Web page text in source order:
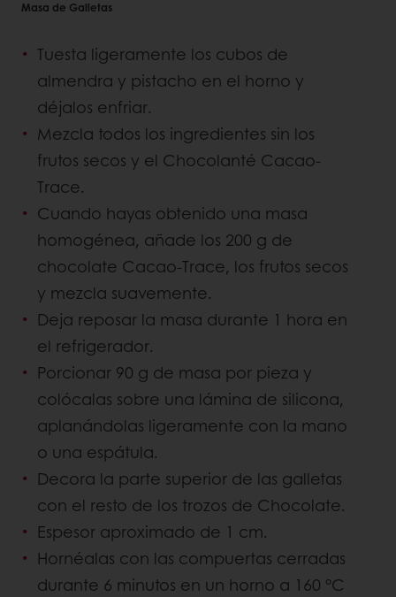
Masa de Galletas
Tuesta ligeramente los cubos de
almendra y pistacho en el horno y
déjalos enfriar.
Mezcla todos los ingredientes sin los
frutos secos y el Chocolanté Cacao-
Trace.
Cuando hayas obtenido una masa
homogénea, añade los 200 g de
chocolate Cacao-Trace, los frutos secos
y mezcla suavemente.
Deja reposar la masa durante 1 hora en
el refrigerador.
Porcionar 90 g de masa por pieza y
colócalas sobre una lámina de silicona,
aplanándolas ligeramente con la mano
o una espátula.
Decora la parte superior de las galletas
con el resto de los trozos de Chocolate.
Espesor aproximado de 1 cm.
Hornéalas con las compuertas cerradas
durante 6 minutos en un horno a 160 °C